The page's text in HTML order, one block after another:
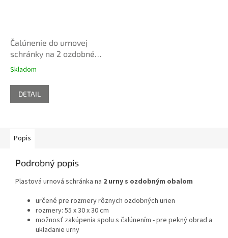
Čalúnenie do urnovej
schránky na 2 ozdobné
urny
Skladom
DETAIL
Popis
Podrobný popis
Plastová urnová schránka na 2 urny s ozdobným obalom
určené pre rozmery rôznych ozdobných urien
rozmery: 55 x 30 x 30 cm
možnosť zakúpenia spolu s čalúnením - pre pekný obrad a
ukladanie urny